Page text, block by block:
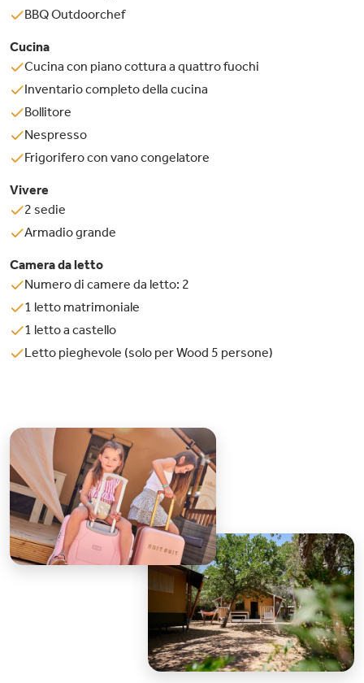
BBQ Outdoorchef
Cucina
Cucina con piano cottura a quattro fuochi
Inventario completo della cucina
Bollitore
Nespresso
Frigorifero con vano congelatore
Vivere
2 sedie
Armadio grande
Camera da letto
Numero di camere da letto: 2
1 letto matrimoniale
1 letto a castello
Letto pieghevole (solo per Wood 5 persone)